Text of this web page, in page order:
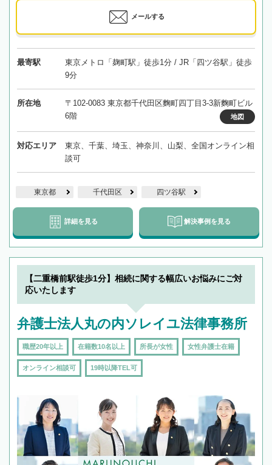
メールする
最寄駅
東京メトロ「麹町駅」徒歩1分 / JR「四ツ谷駅」徒歩
9分
所在地
〒102-0083 東京都千代田区麴町四丁目3-3新麴町ビル
6階
地図
対応エリア
東京、千葉、埼玉、神奈川、山梨、全国オンライン相
談可
東京都 千代田区 四ツ谷駅
詳細を見る 解決事例を見る
【二重橋前駅徒歩1分】相続に関する幅広いお悩みにご対
応いたします
弁護士法人丸の内ソレイユ法律事務所
職歴20年以上 在籍数10名以上 所長が女性 女性弁護士在籍
オンライン相談可 19時以降TEL可